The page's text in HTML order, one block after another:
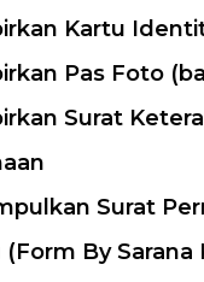
Kartu
Pas Foto
Surat
Surat
(Form By